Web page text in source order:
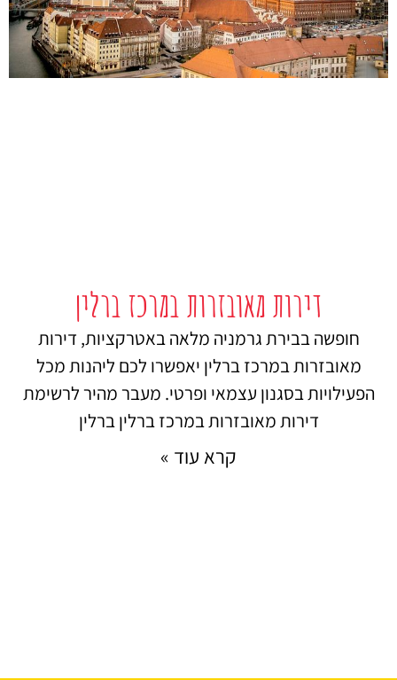
דירות מאובזרות במרכז ברלין
חופשה בבירת גרמניה מלאה באטרקציות, דירות
מאובזרות במרכז ברלין יאפשרו לכם ליהנות מכל
הפעילויות בסגנון עצמאי ופרטי. מעבר מהיר לרשימת
דירות מאובזרות במרכז ברלין ברלין
קרא עוד »